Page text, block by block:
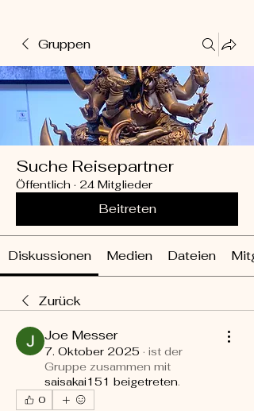
Gruppen
Suche Reisepartner
Öffentlich · 24 Mitglieder
Beitreten
Diskussionen Medien Dateien
Zurück
Joe Messer
7. Oktober 2025 · ist der
Gruppe zusammen mit
saisakai151 beigetreten.
0